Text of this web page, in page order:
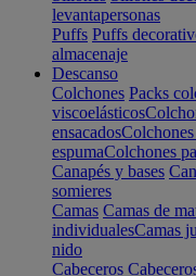
levantapersonas
Puffs Puffs
almacenaje
Descanso
Colchones Packs
viscoelásticos
ensacados
espumaColchones
Canapés y bases
somieres
Camas Camas de
individualesCamas
nido
Cabeceros